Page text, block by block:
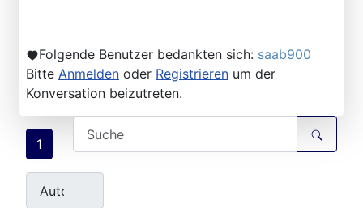
Folgende Benutzer bedankten sich: saab900
Bitte Anmelden oder Registrieren um der
Konversation beizutreten.
1